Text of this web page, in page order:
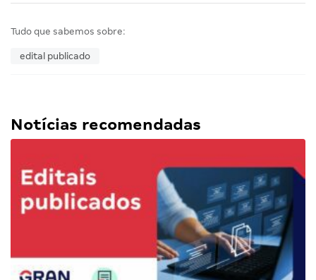
Tudo que sabemos sobre:
edital publicado
Notícias recomendadas